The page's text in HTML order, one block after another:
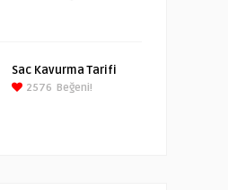
Sac Kavurma Tarifi
2576 Beğeni!